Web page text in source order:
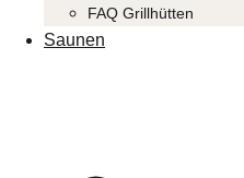
FAQ Grillhütten
Saunen